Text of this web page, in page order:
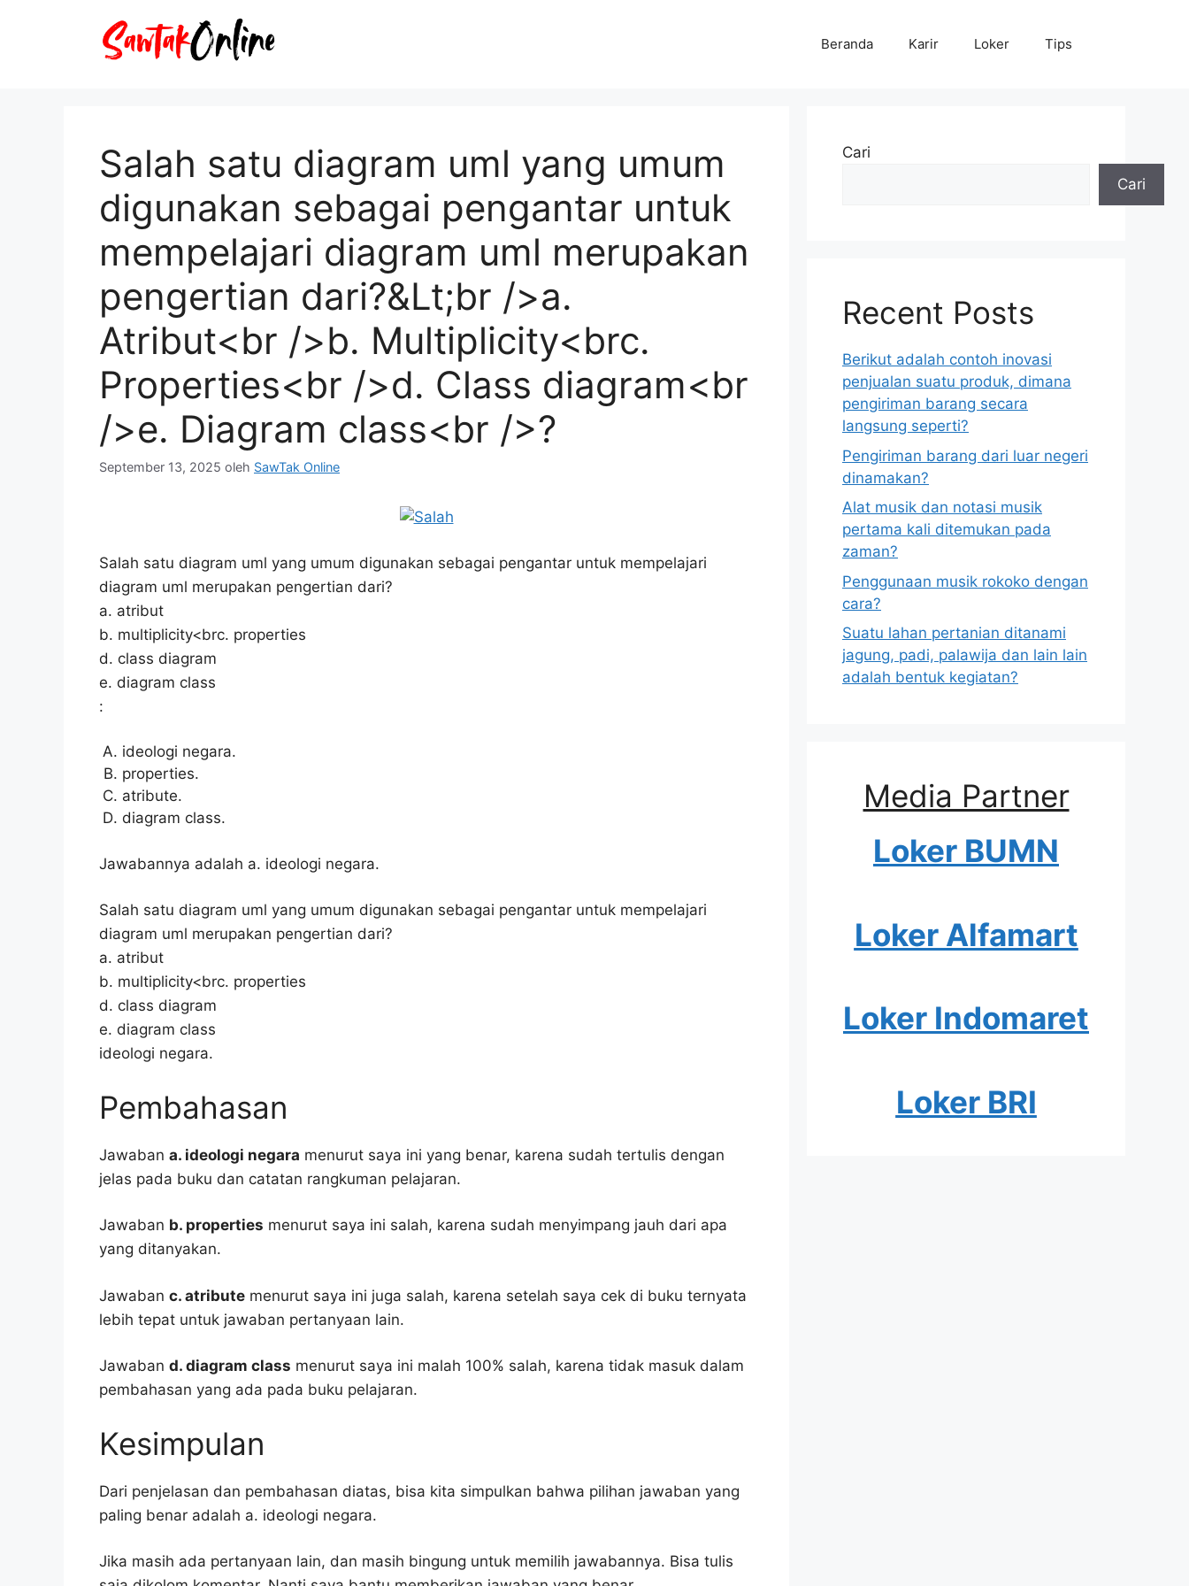
Beranda Karir Loker Tips
Salah satu diagram uml yang umum
digunakan sebagai pengantar untuk
mempelajari diagram uml merupakan
pengertian dari?&Lt;br />a.
Atribut<br />b. Multiplicity<brc.
Properties<br />d. Class diagram<br
/>e. Diagram class<br />?
September 13, 2025 oleh SawTak Online
Salah satu diagram uml yang umum digunakan sebagai pengantar untuk mempelajari
diagram uml merupakan pengertian dari?
a. atribut
b. multiplicity<brc. properties
d. class diagram
e. diagram class
:
ideologi negara.
properties.
atribute.
diagram class.
Jawabannya adalah a. ideologi negara.
Salah satu diagram uml yang umum digunakan sebagai pengantar untuk mempelajari
diagram uml merupakan pengertian dari?
a. atribut
b. multiplicity<brc. properties
d. class diagram
e. diagram class
ideologi negara.
Pembahasan
Jawaban a. ideologi negara menurut saya ini yang benar, karena sudah tertulis dengan
jelas pada buku dan catatan rangkuman pelajaran.
Jawaban b. properties menurut saya ini salah, karena sudah menyimpang jauh dari apa
yang ditanyakan.
Jawaban c. atribute menurut saya ini juga salah, karena setelah saya cek di buku ternyata
lebih tepat untuk jawaban pertanyaan lain.
Jawaban d. diagram class menurut saya ini malah 100% salah, karena tidak masuk dalam
pembahasan yang ada pada buku pelajaran.
Kesimpulan
Dari penjelasan dan pembahasan diatas, bisa kita simpulkan bahwa pilihan jawaban yang
paling benar adalah a. ideologi negara.
Jika masih ada pertanyaan lain, dan masih bingung untuk memilih jawabannya. Bisa tulis
Cari
Cari
Recent Posts
Berikut adalah contoh inovasi
penjualan suatu produk, dimana
pengiriman barang secara
langsung seperti?
Pengiriman barang dari luar negeri
dinamakan?
Alat musik dan notasi musik
pertama kali ditemukan pada
zaman?
Penggunaan musik rokoko dengan
cara?
Suatu lahan pertanian ditanami
jagung, padi, palawija dan lain lain
adalah bentuk kegiatan?
Media Partner
Loker BUMN
Loker Alfamart
Loker Indomaret
Loker BRI